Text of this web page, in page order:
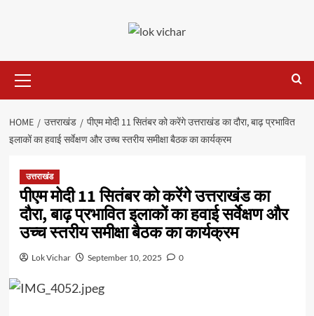
Menu
HOME उत्तराखंड
पीएम मोदी 11 सितंबर को करेंगे उत्तराखंड का दौरा, बाढ़ प्रभावित
इलाकों का हवाई सर्वेक्षण और उच्च स्तरीय समीक्षा बैठक का कार्यक्रम
उत्तराखंड
पीएम मोदी 11 सितंबर को करेंगे उत्तराखंड का
दौरा, बाढ़ प्रभावित इलाकों का हवाई सर्वेक्षण और
उच्च स्तरीय समीक्षा बैठक का कार्यक्रम
Lok Vichar September 10, 2025 0